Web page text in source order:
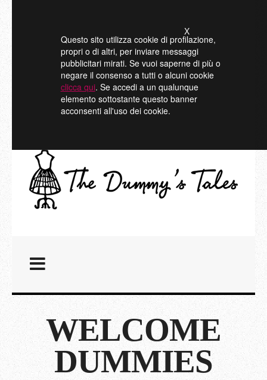
Questo sito utilizza cookie di profilazione,
propri o di altri, per inviare messaggi
pubblicitari mirati. Se vuoi saperne di più o
negare il consenso a tutti o alcuni cookie
clicca qui. Se accedi a un qualunque
elemento sottostante questo banner
acconsenti all'uso dei cookie.
X
WELCOME
DUMMIES